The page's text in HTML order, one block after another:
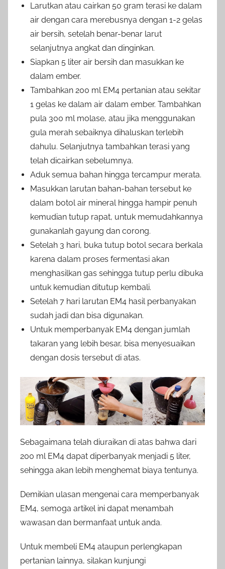
Larutkan atau cairkan 50 gram terasi ke dalam
air dengan cara merebusnya dengan 1-2 gelas
air bersih, setelah benar-benar larut
selanjutnya angkat dan dinginkan.
Siapkan 5 liter air bersih dan masukkan ke
dalam ember.
Tambahkan 200 ml EM4 pertanian atau sekitar
1 gelas ke dalam air dalam ember. Tambahkan
pula 300 ml molase, atau jika menggunakan
gula merah sebaiknya dihaluskan terlebih
dahulu. Selanjutnya tambahkan terasi yang
telah dicairkan sebelumnya.
Aduk semua bahan hingga tercampur merata.
Masukkan larutan bahan-bahan tersebut ke
dalam botol air mineral hingga hampir penuh
kemudian tutup rapat, untuk memudahkannya
gunakanlah gayung dan corong.
Setelah 3 hari, buka tutup botol secara berkala
karena dalam proses fermentasi akan
menghasilkan gas sehingga tutup perlu dibuka
untuk kemudian ditutup kembali.
Setelah 7 hari larutan EM4 hasil perbanyakan
sudah jadi dan bisa digunakan.
Untuk memperbanyak EM4 dengan jumlah
takaran yang lebih besar, bisa menyesuaikan
dengan dosis tersebut di atas.
Sebagaimana telah diuraikan di atas bahwa dari
200 ml EM4 dapat diperbanyak menjadi 5 liter,
sehingga akan lebih menghemat biaya tentunya.
Demikian ulasan mengenai cara memperbanyak
EM4, semoga artikel ini dapat menambah
wawasan dan bermanfaat untuk anda.
Untuk membeli EM4 ataupun perlengkapan
pertanian lainnya, silakan kunjungi